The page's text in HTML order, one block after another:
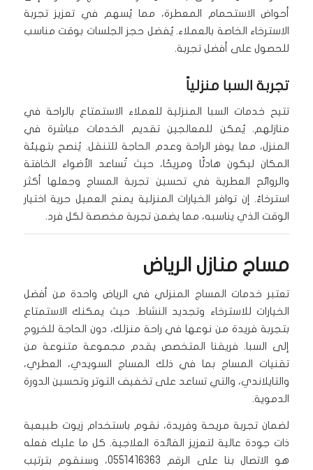
أحواض الاستحمام المعطرة، مما يُسهم في تعزيز تجربة
الاسترخاء الخاصة بالعملاء. يُفضل حجز الجلسات بوقت مناسب
للحصول على أفضل تجربة.
تجربة السبا منزلياً
تتيح خدمات السبا المنزلية للعملاء الاستمتاع بالراحة في
منازلهم. يُمكن للمعالجين تقديم الخدمات مباشرة في
المنزل، مما يوفر الراحة وعدم الحاجة للتنقل. يُنصح بتهيئة
المكان ليكون هادئًا ومريحًا، حيث تُساعد الأضواء الخافتة
والروائح العطرية في تحسين تجربة المساج وجعلها أكثر
استرخاءً. إن توافر الخيارات المنزلية يمنح العميل حرية اختيار
الوقت الذي يناسبه، مما يضمن تجربة مخصصة لكل فرد.
مساج منازل الرياض
تعتبر خدمات المساج المنزلي في الرياض واحدة من أفضل
الخيارات للاسترخاء وتجديد النشاط. حيث يمكنك الاستمتاع
بتجربة فريدة من نوعها في راحة منزلك، دون الحاجة للخروج
إلى السبا. فريقنا المتخصص يقدم مجموعة متنوعة من
تقنيات المساج بما في ذلك المساج السويدي، العطري،
والتايلاندي، والتي تساعد على تخفيف التوتر وتحسين الدورة
الدموية.
لضمان تجربة مريحة وفريدة، نقوم باستخدام زيوت طبيعية
ذات جودة عالية لتعزيز الفائدة العلاجية. كل ما عليك فعله
هو الاتصال بنا على الرقم 0551416363، وسنقوم بترتيب